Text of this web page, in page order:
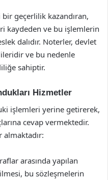
geçerlilik kazandıran,
kaydeden ve bu işlemlerin
dalıdır. Noterler, devlet
ve bu nedenle
sahiptir.
Hizmetler
işlemleri yerine getirerek,
cevap vermektedir.
almaktadır:
arasında yapılan
bu sözleşmelerin